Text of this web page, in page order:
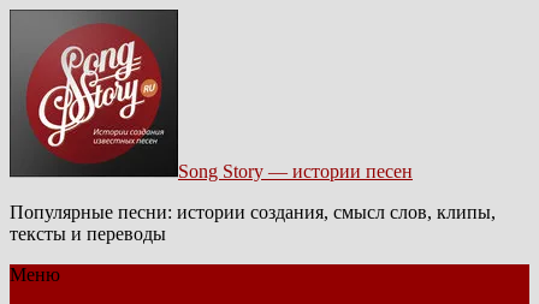
Song Story — истории песен
Популярные песни: истории создания, смысл слов, клипы,
тексты и переводы
Меню